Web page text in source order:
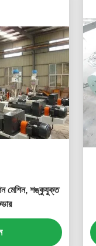
মেশিন, শঙ্কুযুক্ত